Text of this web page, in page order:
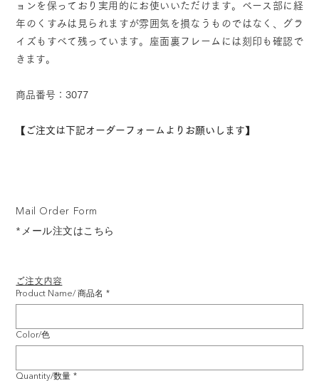
ご注文内容
Product Name/ 商品名 *
Color/色
Quantity/数量 *
Mail Order Form
*メール注文はこちら
ョンを保っており実用的にお使いいただけます。ベース部に経
年のくすみは見られますが雰囲気を損なうものではなく、グラ
イズもすべて残っています。座面裏フレームには刻印も確認で
きます。
商品番号：3077
【ご注文は下記オーダーフォームよりお願いします】